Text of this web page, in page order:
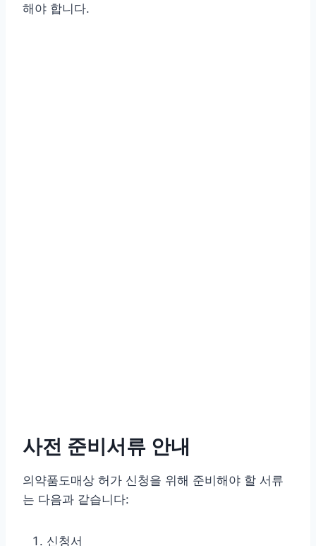
해야 합니다.
사전 준비서류 안내
의약품도매상 허가 신청을 위해 준비해야 할 서류
는 다음과 같습니다:
신청서